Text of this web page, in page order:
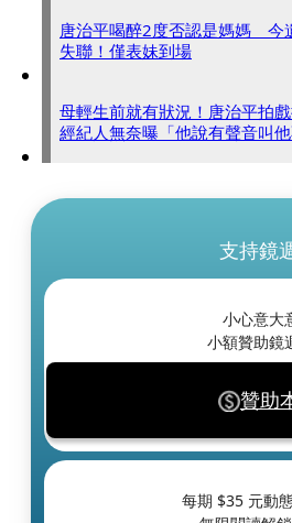
唐治平喝醉2度否認是媽媽 今
失聯！僅表妹到場
母輕生前就有狀況！唐治平拍
經紀人無奈曝「他說有聲音叫他
支持鏡
小心意大
小額贊助鏡
贊助
每期 $35 元動